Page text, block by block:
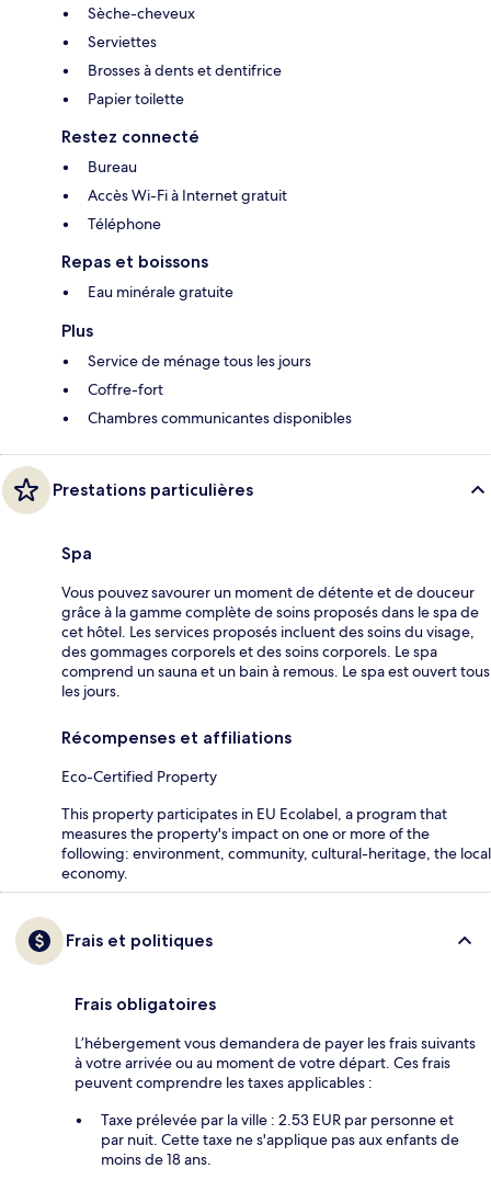
Sèche-cheveux
Serviettes
Brosses à dents et dentifrice
Papier toilette
Restez connecté
Bureau
Accès Wi-Fi à Internet gratuit
Téléphone
Repas et boissons
Eau minérale gratuite
Plus
Service de ménage tous les jours
Coffre-fort
Chambres communicantes disponibles
Prestations particulières
Spa
Vous pouvez savourer un moment de détente et de douceur
grâce à la gamme complète de soins proposés dans le spa de
cet hôtel. Les services proposés incluent des soins du visage,
des gommages corporels et des soins corporels. Le spa
comprend un sauna et un bain à remous. Le spa est ouvert tous
les jours.
Récompenses et affiliations
Eco-Certified Property
This property participates in EU Ecolabel, a program that
measures the property's impact on one or more of the
following: environment, community, cultural-heritage, the local
economy.
Frais et politiques
Frais obligatoires
L’hébergement vous demandera de payer les frais suivants
à votre arrivée ou au moment de votre départ. Ces frais
peuvent comprendre les taxes applicables :
Taxe prélevée par la ville : 2.53 EUR par personne et
par nuit. Cette taxe ne s'applique pas aux enfants de
moins de 18 ans.